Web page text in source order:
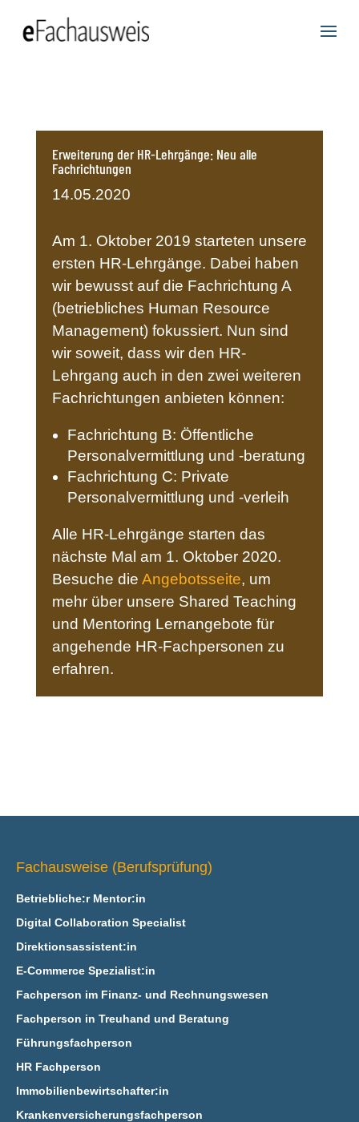
Erweiterung der HR-Lehrgänge: Neu alle
Fachrichtungen
14.05.2020
Am 1. Oktober 2019 starteten unsere
ersten HR-Lehrgänge. Dabei haben
wir bewusst auf die Fachrichtung A
(betriebliches Human Resource
Management) fokussiert. Nun sind
wir soweit, dass wir den HR-
Lehrgang auch in den zwei weiteren
Fachrichtungen anbieten können:
Fachrichtung B: Öffentliche
Personalvermittlung und -beratung
Fachrichtung C: Private
Personalvermittlung und -verleih
Alle HR-Lehrgänge starten das
nächste Mal am 1. Oktober 2020.
Besuche die Angebotsseite, um
mehr über unsere Shared Teaching
und Mentoring Lernangebote für
angehende HR-Fachpersonen zu
erfahren.
Fachausweise (Berufsprüfung)
Betriebliche:r Mentor:in
Digital Collaboration Specialist
Direktionsassistent:in
E‑Commerce Spezialist:in
Fachperson im Finanz- und Rechnungswesen
Fachperson in Treuhand und Beratung
Führungsfachperson
HR Fachperson
Immobilienbewirtschafter:in
Krankenversicherungsfachperson